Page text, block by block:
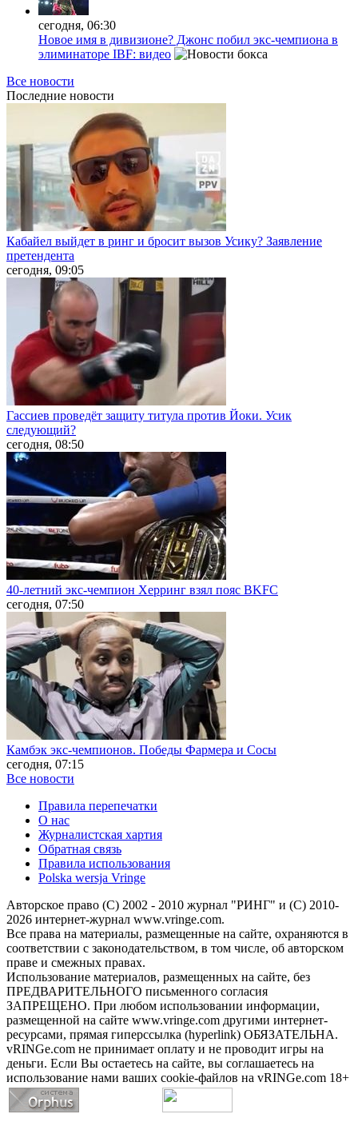
сегодня, 06:30
Новое имя в дивизионе? Джонс побил экс-чемпиона в
элиминаторе IBF: видео
Все новости
Последние новости
Кабайел выйдет в ринг и бросит вызов Усику? Заявление
претендента
сегодня, 09:05
Гассиев проведёт защиту титула против Йоки. Усик
следующий?
сегодня, 08:50
40-летний экс-чемпион Херринг взял пояс BKFC
сегодня, 07:50
Камбэк экс-чемпионов. Победы Фармера и Сосы
сегодня, 07:15
Все новости
Правила перепечатки
О нас
Журналистская хартия
Обратная связь
Правила использования
Polska wersja Vringe
Авторское право (С) 2002 - 2010 журнал "РИНГ" и (С) 2010-
2026 интернет-журнал www.vringe.com.
Все права на материалы, размещенные на сайте, охраняются в
соответствии с законодательством, в том числе, об авторском
праве и смежных правах.
Использование материалов, размещенных на сайте, без
ПРЕДВАРИТЕЛЬНОГО письменного согласия
ЗАПРЕЩЕНО. При любом использовании информации,
размещенной на сайте www.vringe.com другими интернет-
ресурсами, прямая гиперссылка (hyperlink) ОБЯЗАТЕЛЬНА.
vRINGe.com не принимает оплату и не проводит игры на
деньги. Если Вы остаетесь на сайте, вы соглашаетесь на
использование нами ваших cookie-файлов на vRINGe.com 18+